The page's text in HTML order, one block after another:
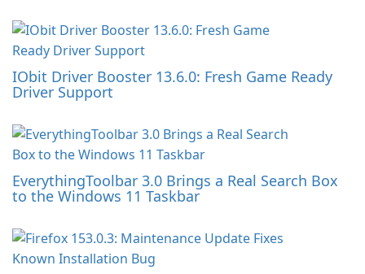
IObit Driver Booster 13.6.0: Fresh Game Ready
Driver Support
EverythingToolbar 3.0 Brings a Real Search Box
to the Windows 11 Taskbar